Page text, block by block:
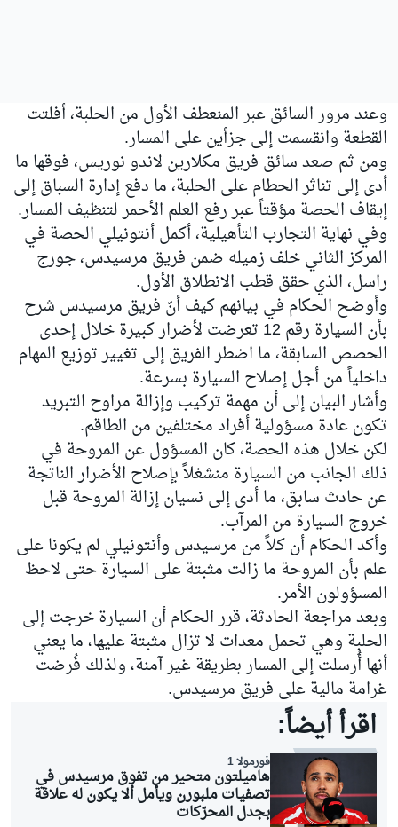
وعند مرور السائق عبر المنعطف الأول من الحلبة، أفلتت
القطعة وانقسمت إلى جزأين على المسار.
ومن ثم صعد سائق فريق مكلارين لاندو نوريس، فوقها ما
أدى إلى تناثر الحطام على الحلبة، ما دفع إدارة السباق إلى
إيقاف الحصة مؤقتاً عبر رفع العلم الأحمر لتنظيف المسار.
وفي نهاية التجارب التأهيلية، أكمل أنتونيلي الحصة في
المركز الثاني خلف زميله ضمن فريق مرسيدس، جورج
راسل، الذي حقق قطب الانطلاق الأول.
وأوضح الحكام في بيانهم كيف أنّ فريق مرسيدس شرح
بأن السيارة رقم 12 تعرضت لأضرار كبيرة خلال إحدى
الحصص السابقة، ما اضطر الفريق إلى تغيير توزيع المهام
داخلياً من أجل إصلاح السيارة بسرعة.
وأشار البيان إلى أن مهمة تركيب وإزالة مراوح التبريد
تكون عادة مسؤولية أفراد مختلفين من الطاقم.
لكن خلال هذه الحصة، كان المسؤول عن المروحة في
ذلك الجانب من السيارة منشغلاً بإصلاح الأضرار الناتجة
عن حادث سابق، ما أدى إلى نسيان إزالة المروحة قبل
خروج السيارة من المرآب.
وأكد الحكام أن كلاً من مرسيدس وأنتونيلي لم يكونا على
علم بأن المروحة ما زالت مثبتة على السيارة حتى لاحظ
المسؤولون الأمر.
وبعد مراجعة الحادثة، قرر الحكام أن السيارة خرجت إلى
الحلبة وهي تحمل معدات لا تزال مثبتة عليها، ما يعني
أنها أُرسلت إلى المسار بطريقة غير آمنة، ولذلك فُرضت
غرامة مالية على فريق مرسيدس.
اقرأ أيضاً:
فورمولا 1
هاميلتون متحير من تفوق مرسيدس في
تصفيات ملبورن ويأمل ألا يكون له علاقة
بجدل المحرّكات